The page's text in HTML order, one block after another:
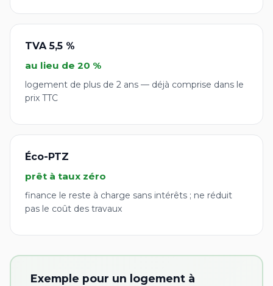
TVA 5,5 %
au lieu de 20 %
logement de plus de 2 ans — déjà comprise dans le
prix TTC
Éco-PTZ
prêt à taux zéro
finance le reste à charge sans intérêts ; ne réduit
pas le coût des travaux
Exemple pour un logement à